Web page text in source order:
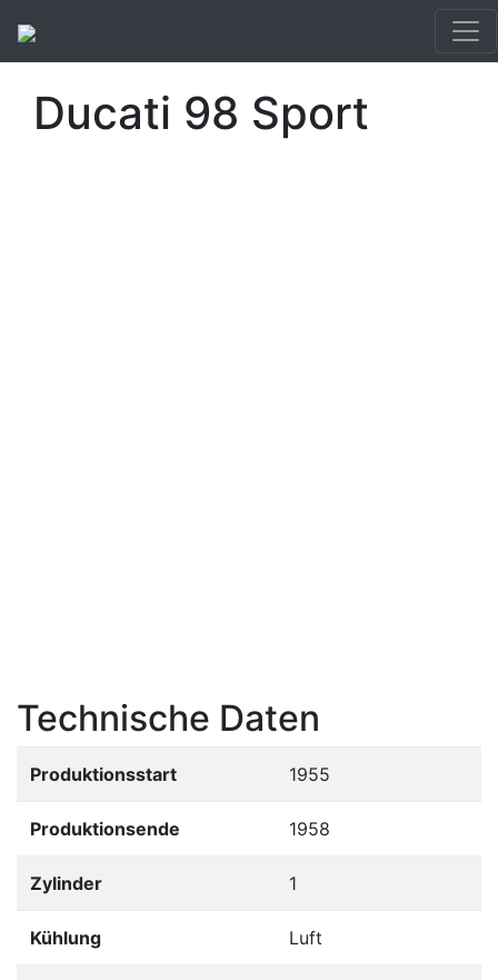
Ducati 98 Sport
Technische Daten
Produktionsstart 1955
Produktionsende 1958
Zylinder 1
Kühlung Luft